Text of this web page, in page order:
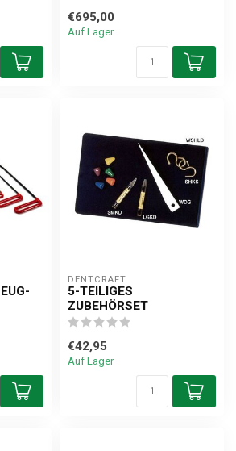
€695,00
Auf Lager
DENTCRAFT
5-TEILIGES
ZUBEHÖRSET
€42,95
Auf Lager